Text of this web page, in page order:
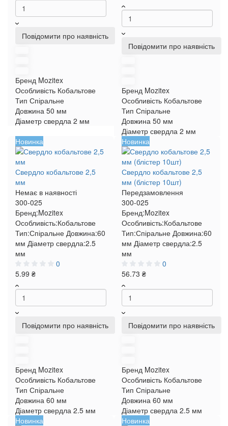
Повідомити про наявність
Бренд Mozitex
Особливість Кобальтове
Тип Спіральне
Довжина 50 мм
Діаметр свердла 2 мм
Повідомити про наявність
Бренд Mozitex
Особливість Кобальтове
Тип Спіральне
Довжина 50 мм
Діаметр свердла 2 мм
Новинка
Свердло кобальтове 2,5
мм
Немає в наявності
300-025
Бренд:Mozitex
Особливість:Кобальтове
Тип:Спіральне Довжина:60
мм Діаметр свердла:2.5
мм
0
5.99 ₴
Повідомити про наявність
Бренд Mozitex
Особливість Кобальтове
Тип Спіральне
Довжина 60 мм
Діаметр свердла 2.5 мм
Новинка
Свердло кобальтове 2,5
мм (блістер 10шт)
Передзамовлення
300-025
Бренд:Mozitex
Особливість:Кобальтове
Тип:Спіральне Довжина:60
мм Діаметр свердла:2.5
мм
0
56.73 ₴
Повідомити про наявність
Бренд Mozitex
Особливість Кобальтове
Тип Спіральне
Довжина 60 мм
Діаметр свердла 2.5 мм
Новинка
Новинка